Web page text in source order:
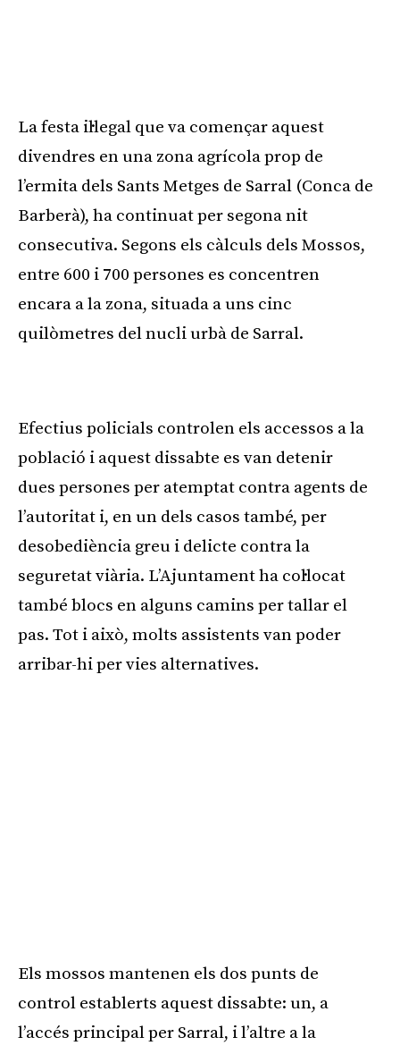
La festa il·legal que va començar aquest
divendres en una zona agrícola prop de
l’ermita dels Sants Metges de Sarral (Conca de
Barberà), ha continuat per segona nit
consecutiva. Segons els càlculs dels Mossos,
entre 600 i 700 persones es concentren
encara a la zona, situada a uns cinc
quilòmetres del nucli urbà de Sarral.
Efectius policials controlen els accessos a la
població i aquest dissabte es van detenir
dues persones per atemptat contra agents de
l’autoritat i, en un dels casos també, per
desobediència greu i delicte contra la
seguretat viària. L’Ajuntament ha col·locat
també blocs en alguns camins per tallar el
pas. Tot i això, molts assistents van poder
arribar-hi per vies alternatives.
Els mossos mantenen els dos punts de
control establerts aquest dissabte: un, a
l’accés principal per Sarral, i l’altre a la